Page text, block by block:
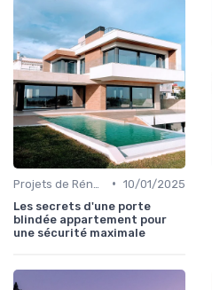
• 10/01/2025
Les secrets d'une porte
blindée appartement pour
une sécurité maximale